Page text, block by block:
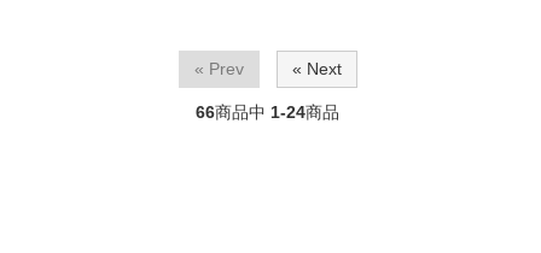
« Prev « Next
66商品中 1-24商品